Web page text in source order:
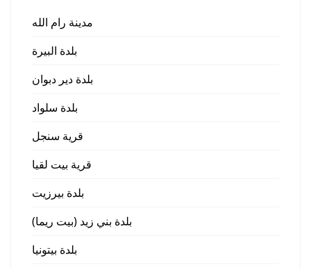
مدينة رام الله
بلدة البيرة
بلدة دير دبوان
بلدة سلواد
قرية سنجل
قرية بيت لقيا
بلدة بيرزيت
بلدة بني زيد (بيت ريما)
بلدة بيتونيا